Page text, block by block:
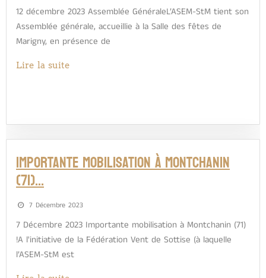
12 décembre 2023 Assemblée GénéraleL’ASEM-StM tient son
Assemblée générale, accueillie à la Salle des fêtes de
Marigny, en présence de
Lire la suite
Importante mobilisation à Montchanin
(71)…
7 Décembre 2023
7 Décembre 2023 Importante mobilisation à Montchanin (71)
!A l'initiative de la Fédération Vent de Sottise (à laquelle
l’ASEM-StM est